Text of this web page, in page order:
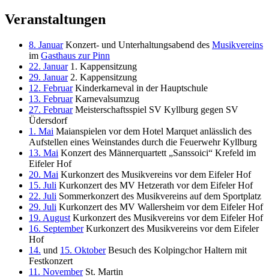
Veranstaltungen
8. JanuarKonzert- und Unterhaltungsabend des Musikvereins
im Gasthaus zur Pinn
22. Januar1. Kappensitzung
29. Januar2. Kappensitzung
12. FebruarKinderkarneval in der Hauptschule
13. FebruarKarnevalsumzug
27. FebruarMeisterschaftsspiel SV Kyllburg gegen SV
Üdersdorf
1. Mai Maianspielen vor dem Hotel Marquet anlässlich des
Aufstellen eines Weinstandes durch die Feuerwehr Kyllburg
13. Mai Konzert des Männerquartett „Sanssoici“ Krefeld im
Eifeler Hof
20. Mai Kurkonzert des Musikvereins vor dem Eifeler Hof
15. Juli Kurkonzert des MV Hetzerath vor dem Eifeler Hof
22. Juli Sommerkonzert des Musikvereins auf dem Sportplatz
29. Juli Kurkonzert des MV Wallersheim vor dem Eifeler Hof
19. August Kurkonzert des Musikvereins vor dem Eifeler Hof
16. SeptemberKurkonzert des Musikvereins vor dem Eifeler
Hof
14. und 15. OktoberBesuch des Kolpingchor Haltern mit
Festkonzert
11. NovemberSt. Martin